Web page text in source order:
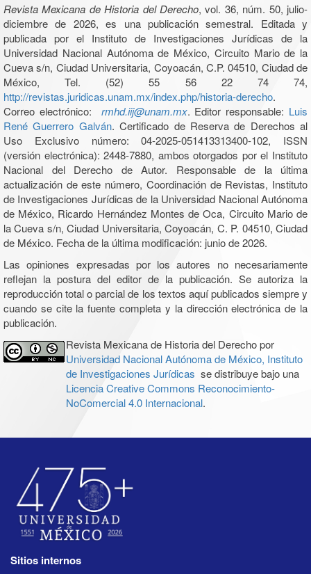
Revista Mexicana de Historia del Derecho, vol. 36, núm. 50, julio-
diciembre de 2026, es una publicación semestral. Editada y
publicada por el Instituto de Investigaciones Jurídicas de la
Universidad Nacional Autónoma de México, Circuito Mario de la
Cueva s/n, Ciudad Universitaria, Coyoacán, C.P. 04510, Ciudad de
México, Tel. (52) 55 56 22 74 74,
http://revistas.juridicas.unam.mx/index.php/historia-derecho.
Correo electrónico:
rmhd.iij@unam.mx. Editor responsable: Luis
René Guerrero Galván. Certificado de Reserva de Derechos al
Uso Exclusivo número: 04-2025-051413313400-102, ISSN
(versión electrónica): 2448-7880, ambos otorgados por el Instituto
Nacional del Derecho de Autor. Responsable de la última
actualización de este número, Coordinación de Revistas, Instituto
de Investigaciones Jurídicas de la Universidad Nacional Autónoma
de México, Ricardo Hernández Montes de Oca, Circuito Mario de
la Cueva s/n, Ciudad Universitaria, Coyoacán, C. P. 04510, Ciudad
de México. Fecha de la última modificación: junio de 2026.
Las opiniones expresadas por los autores no necesariamente
reflejan la postura del editor de la publicación. Se autoriza la
reproducción total o parcial de los textos aquí publicados siempre y
cuando se cite la fuente completa y la dirección electrónica de la
publicación.
Revista Mexicana de Historia del Derecho por
Universidad Nacional Autónoma de México, Instituto
de Investigaciones Jurídicas se distribuye bajo una
Licencia Creative Commons Reconocimiento-
NoComercial 4.0 Internacional.
Sitios internos